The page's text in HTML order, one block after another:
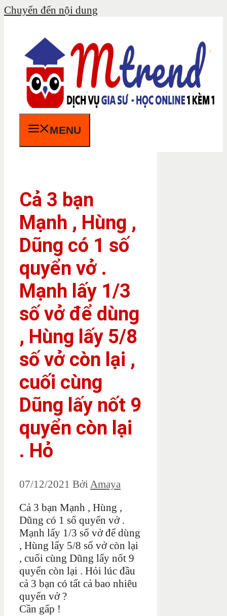
Chuyển đến nội dung
MENU
Cả 3 bạn
Mạnh , Hùng ,
Dũng có 1 số
quyển vở .
Mạnh lấy 1/3
số vở để dùng
, Hùng lấy 5/8
số vở còn lại ,
cuối cùng
Dũng lấy nốt 9
quyển còn lại
. Hỏ
07/12/2021 BởiAmaya
Cả 3 bạn Mạnh , Hùng ,
Dũng có 1 số quyển vở .
Mạnh lấy 1/3 số vở để dùng
, Hùng lấy 5/8 số vở còn lại
, cuối cùng Dũng lấy nốt 9
quyển còn lại . Hỏi lúc đầu
cả 3 bạn có tất cả bao nhiêu
quyển vở ?
Cần gấp !